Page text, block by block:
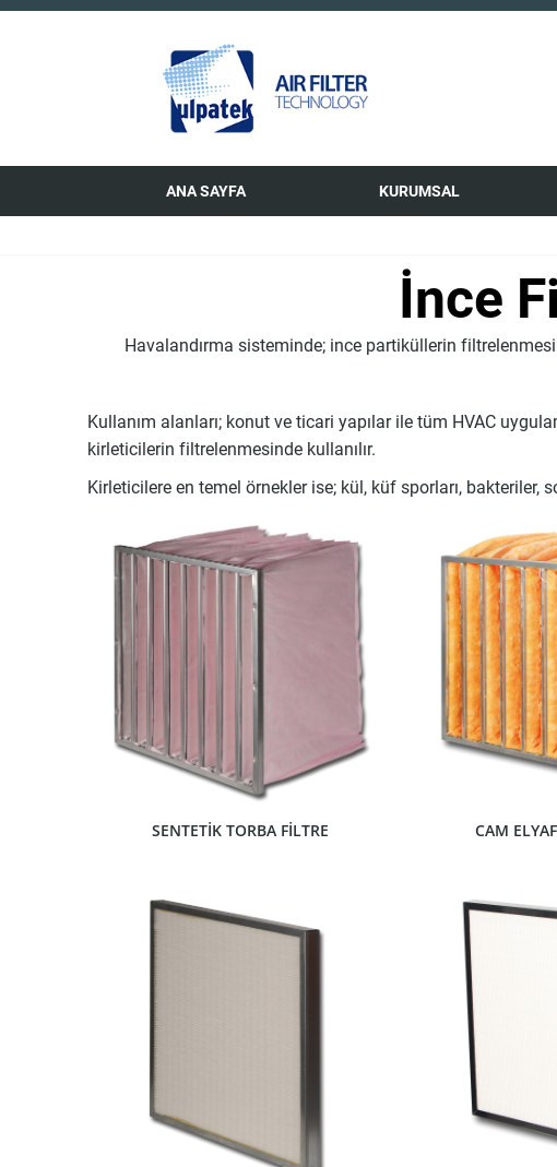
ANA SAYFA KURUMSAL
İnce
Havalandırma sisteminde; ince partiküllerin
Kullanım alanları; konut ve ticari yapılar ile tüm HVAC
kirleticilerin filtrelenmesinde kullanılır.
Kirleticilere en temel örnekler ise; kül, küf sporları, bakteriler,
ÜRÜNÜ GÖSTER
SENTETİK TORBA FİLTRE CAM